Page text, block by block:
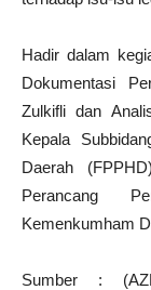
Hadir dalam
Dokumentasi
Zulkifli dan
Kepala
Daerah
Perancang
Kemenkumham
Sumber :